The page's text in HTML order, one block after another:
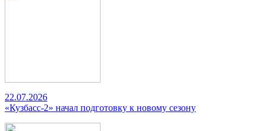
22.07.2026
«Кузбасс-2» начал подготовку к новому сезону